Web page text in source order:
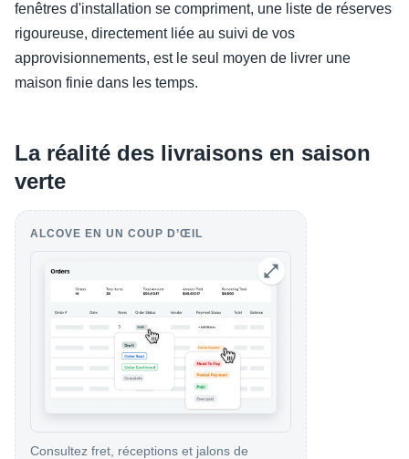
fenêtres d'installation se compriment, une liste de réserves
rigoureuse, directement liée au suivi de vos
approvisionnements, est le seul moyen de livrer une
maison finie dans les temps.
La réalité des livraisons en saison
verte
ALCOVE EN UN COUP D’ŒIL
Consultez fret, réceptions et jalons de